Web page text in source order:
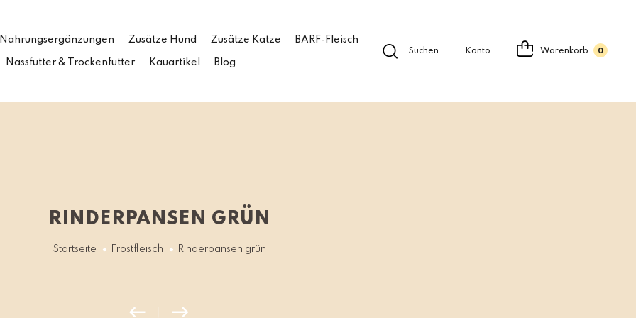
Nahrungsergänzungen Zusätze Hund Zusätze Katze BARF-Fleisch
Nassfutter & Trockenfutter Kauartikel Blog
Suchen Konto Warenkorb 0
RINDERPANSEN GRÜN
Startseite Frostfleisch Rinderpansen grün